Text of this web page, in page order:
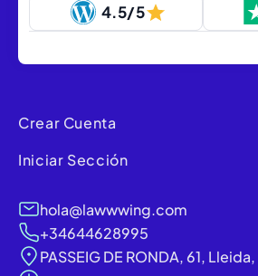
4.5/5
Crear Cuenta
Iniciar Sección
hola@lawwwing.com
+34644628995
PASSEIG DE RONDA, 61,